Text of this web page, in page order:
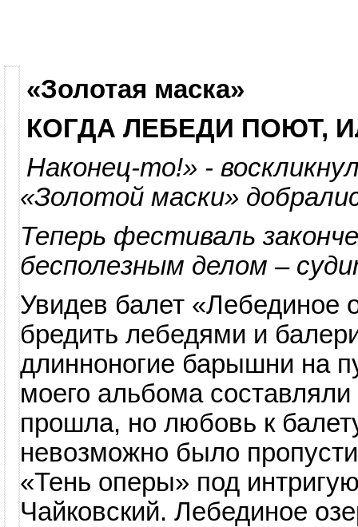
«Золотая маска»
КОГДА ЛЕБЕДИ ПОЮТ,
Наконец-то!» -
«Золотой маски»
Теперь фестиваль
бесполезным делом –
Увидев балет «Лебединое
бредить лебедями и
длинноногие барышни на
моего альбома
прошла, но любовь к
невозможно было
«Тень оперы» под
Чайковский. Лебединое